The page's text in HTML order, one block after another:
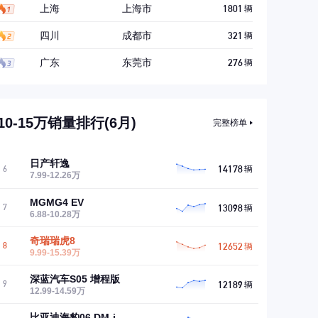
上海 上海市 1801 辆
四川 成都市 321 辆
广东 东莞市 276辆
15万销量排行(6月) 完整榜单
6 日产轩逸
7.99-12.26万
14178辆
7 MGMG4 EV
6.88-10.28万
13098辆
8 奇瑞瑞虎8
9.99-15.39万
12652 辆
9 深蓝汽车S05 增程版
12.99-14.59万
12189 辆